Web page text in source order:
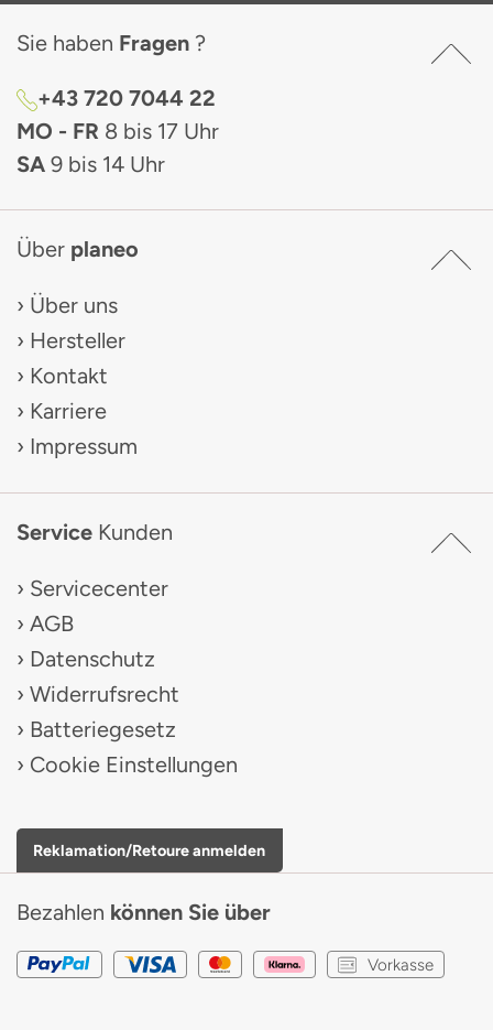
Sie haben Fragen ?
+43 720 7044 22
MO - FR 8 bis 17 Uhr
SA 9 bis 14 Uhr
Über planeo
Über uns
Hersteller
Kontakt
Karriere
Impressum
Service Kunden
Servicecenter
AGB
Datenschutz
Widerrufsrecht
Batteriegesetz
Cookie Einstellungen
Reklamation/Retoure anmelden
Bezahlen können Sie über
Vorkasse